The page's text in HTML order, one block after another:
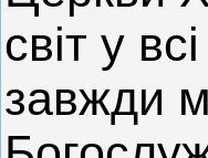
світ у
завжди